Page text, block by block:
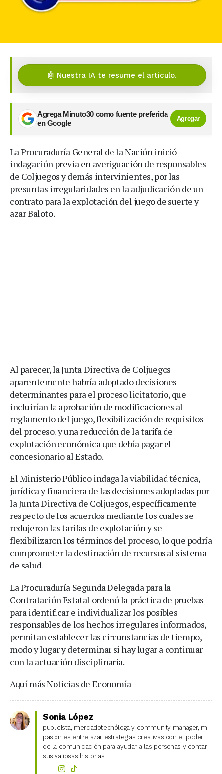
🤖 Nuestra IA te resume el artículo.
Agrega Minuto30 como fuente preferida
en Google
Agregar
La Procuraduría General de la Nación inició
indagación previa en averiguación de responsables
de Coljuegos y demás intervinientes, por las
presuntas irregularidades en la adjudicación de un
contrato para la explotación del juego de suerte y
azar Baloto.
Al parecer, la Junta Directiva de Coljuegos
aparentemente habría adoptado decisiones
determinantes para el proceso licitatorio, que
incluirían la aprobación de modificaciones al
reglamento del juego, flexibilización de requisitos
del proceso, y una reducción de la tarifa de
explotación económica que debía pagar el
concesionario al Estado.
El Ministerio Público indaga la viabilidad técnica,
jurídica y financiera de las decisiones adoptadas por
la Junta Directiva de Coljuegos, específicamente
respecto de los acuerdos mediante los cuales se
redujeron las tarifas de explotación y se
flexibilizaron los términos del proceso, lo que podría
comprometer la destinación de recursos al sistema
de salud.
La Procuraduría Segunda Delegada para la
Contratación Estatal ordenó la práctica de pruebas
para identificar e individualizar los posibles
responsables de los hechos irregulares informados,
permitan establecer las circunstancias de tiempo,
modo y lugar y determinar si hay lugar a continuar
con la actuación disciplinaria.
Aquí más Noticias de Economía
Sonia López
publicista, mercadotecnóloga y community manager, mi
pasión es entrelazar estrategias creativas con el poder
de la comunicación para ayudar a las personas y contar
sus valiosas historias.